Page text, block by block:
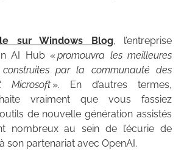
sur Windows Blog, l’entreprise
AI Hub «promouvra les meilleures
construites par la communauté des
Microsoft ». En d’autres termes,
vraiment que vous fassiez
de nouvelle génération assistés
nombreux au sein de l’écurie de
son partenariat avec OpenAI.